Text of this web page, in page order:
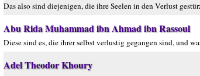
Das also sind diejenigen, die ihre Seelen in den Verlust
Abu Rida Muhammad ibn Ahmad ibn Rassoul
Diese sind es, die ihrer selbst verlustig gegangen sind, und
Adel Theodor Khoury